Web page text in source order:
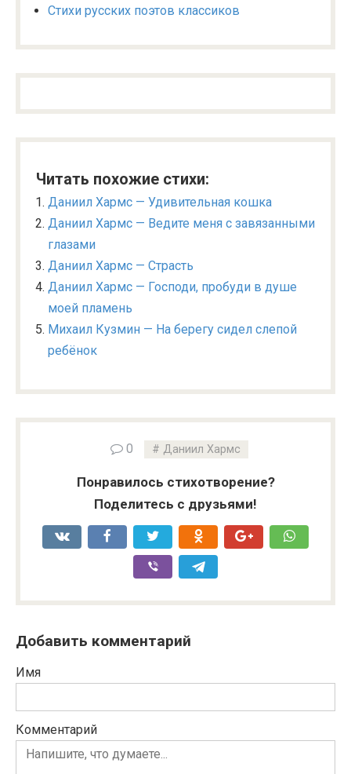
Стихи русских поэтов классиков
Читать похожие стихи:
Даниил Хармс — Удивительная кошка
Даниил Хармс — Ведите меня с завязанными
глазами
Даниил Хармс — Страсть
Даниил Хармс — Господи, пробуди в душе
моей пламень
Михаил Кузмин — На берегу сидел слепой
ребёнок
0 Даниил Хармс
Понравилось стихотворение?
Поделитесь с друзьями!
Добавить комментарий
Имя
Комментарий